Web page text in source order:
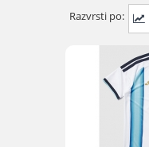
Razvrsti po: